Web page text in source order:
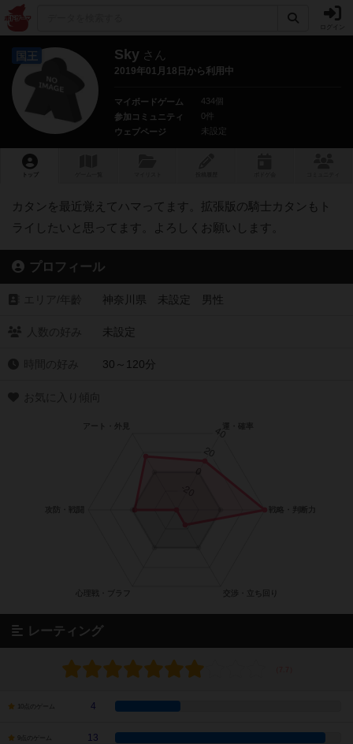
国王 Sky さん
2019年01月18日から利用中
マイボードゲーム
434個
参加コミュニティ
0件
ウェブページ
未設定
トップ
カタンを最近覚えてハマってます。拡張版の騎士カタンもト
ライしたいと思ってます。よろしくお願いします。
プロフィール
神奈川県 未設定 男性
未設定
30～120分
レーティング
10点のゲーム 4
9点のゲーム 13